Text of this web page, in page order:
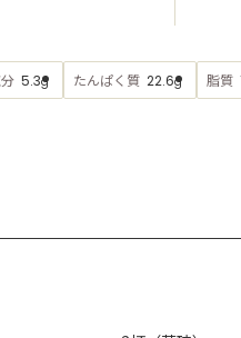
5.3g たんぱく質 22.6g 脂質